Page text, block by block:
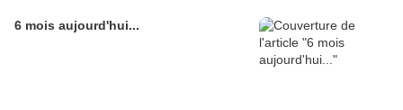
6 mois aujourd'hui...